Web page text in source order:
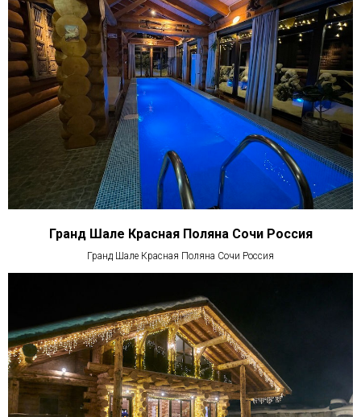
Гранд Шале Красная Поляна Сочи Россия
Гранд Шале Красная Поляна Сочи Россия